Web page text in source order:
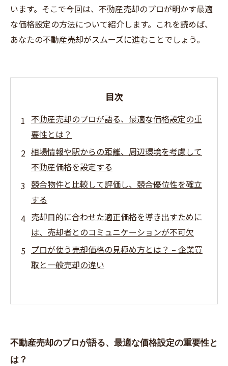
います。そこで今回は、不動産売却のプロが明かす最適
な価格設定の方法について紹介します。これを読めば、
あなたの不動産売却がスムーズに進むことでしょう。
目次
不動産売却のプロが語る、最適な価格設定の重
要性とは？
相場情報や駅からの距離、周辺環境を考慮して
不動産価格を設定する
競合物件と比較して評価し、競合優位性を確立
する
売却目的に合わせた適正価格を導き出すために
は、売却者とのコミュニケーションが不可欠
プロが使う売却価格の見極め方とは？ – 企業買
取と一般売却の違い
不動産売却のプロが語る、最適な価格設定の重要性と
は？